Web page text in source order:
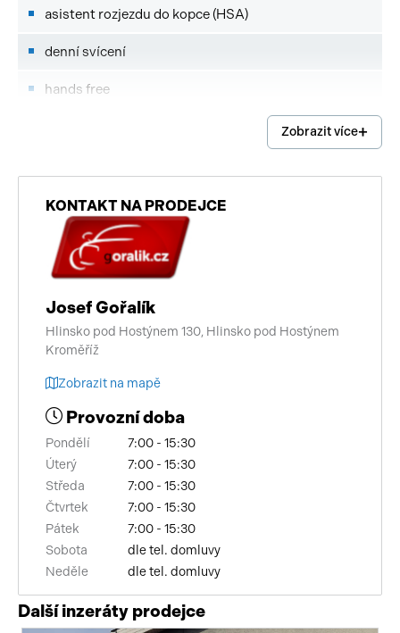
asistent rozjezdu do kopce (HSA)
denní svícení
hands free
imobilizér
start-stop systém
digitální příjem rádia (DAB)
vyhřívaná zrcátka
přední pohon
záruka
deaktivace airbagu spolujezdce
výsuvné opěrky hlav
nouzové brzdění (PEBS)
podélný posuv sedadel
vyhřívané přední sklo
Zobrazit více
KONTAKT NA PRODEJCE
Josef Gořalík
Hlinsko pod Hostýnem 130, Hlinsko pod Hostýnem
Kroměříž
Zobrazit na mapě
Provozní doba
Pondělí
7:00 - 15:30
Úterý
7:00 - 15:30
Středa
7:00 - 15:30
Čtvrtek
7:00 - 15:30
Pátek
7:00 - 15:30
Sobota
dle tel. domluvy
Neděle
dle tel. domluvy
Další inzeráty prodejce